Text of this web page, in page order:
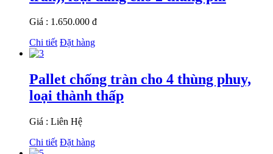
Giá : 1.650.000 đ
Chi tiết Đặt hàng
Pallet chống tràn cho 4 thùng phuy,
loại thành thấp
Giá : Liên Hệ
Chi tiết Đặt hàng